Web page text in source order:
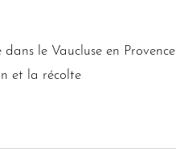
le Vaucluse en Provence
et la récolte